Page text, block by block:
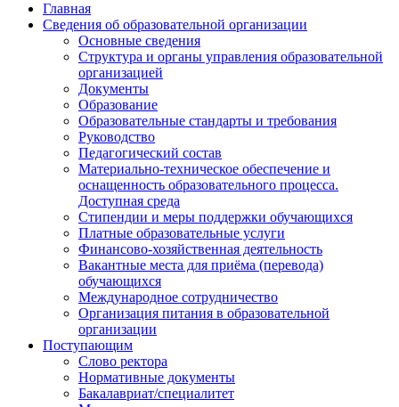
Главная
Сведения об образовательной организации
Основные сведения
Структура и органы управления образовательной
организацией
Документы
Образование
Образовательные стандарты и требования
Руководство
Педагогический состав
Материально-техническое обеспечение и
оснащенность образовательного процесса.
Доступная среда
Стипендии и меры поддержки обучающихся
Платные образовательные услуги
Финансово-хозяйственная деятельность
Вакантные места для приёма (перевода)
обучающихся
Международное сотрудничество
Организация питания в образовательной
организации
Поступающим
Слово ректора
Нормативные документы
Бакалавриат/специалитет